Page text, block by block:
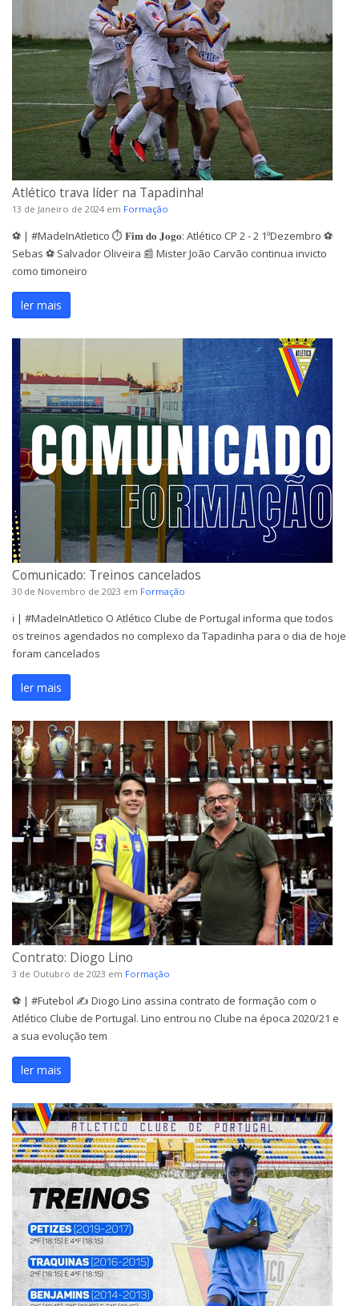
Atlético trava líder na Tapadinha!
13 de Janeiro de 2024 em Formação
⚽️ | #MadeInAtletico ⏱ 𝐅𝐢𝐦 𝐝𝐨 𝐉𝐨𝐠𝐨: Atlético CP 2 - 2 1ºDezembro ⚽️
Sebas ⚽️ Salvador Oliveira 📰 Mister João Carvão continua invicto
como timoneiro
ler mais
Comunicado: Treinos cancelados
30 de Novembro de 2023 em Formação
ℹ️ | #MadeInAtletico O Atlético Clube de Portugal informa que todos
os treinos agendados no complexo da Tapadinha para o dia de hoje
foram cancelados
ler mais
Contrato: Diogo Lino
3 de Outubro de 2023 em Formação
⚽️ | #Futebol ✍️ Diogo Lino assina contrato de formação com o
Atlético Clube de Portugal. Lino entrou no Clube na época 2020/21 e
a sua evolução tem
ler mais